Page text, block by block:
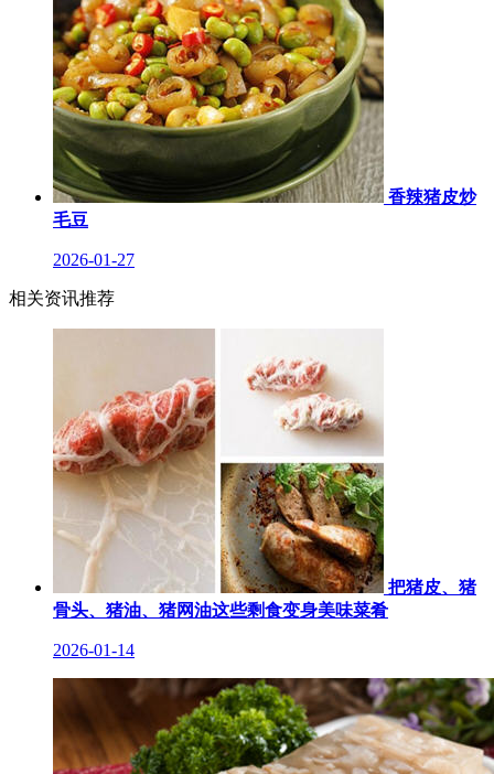
香辣猪皮炒
毛豆
2026-01-27
相关资讯推荐
把猪皮、猪
骨头、猪油、猪网油这些剩食变身美味菜肴
2026-01-14